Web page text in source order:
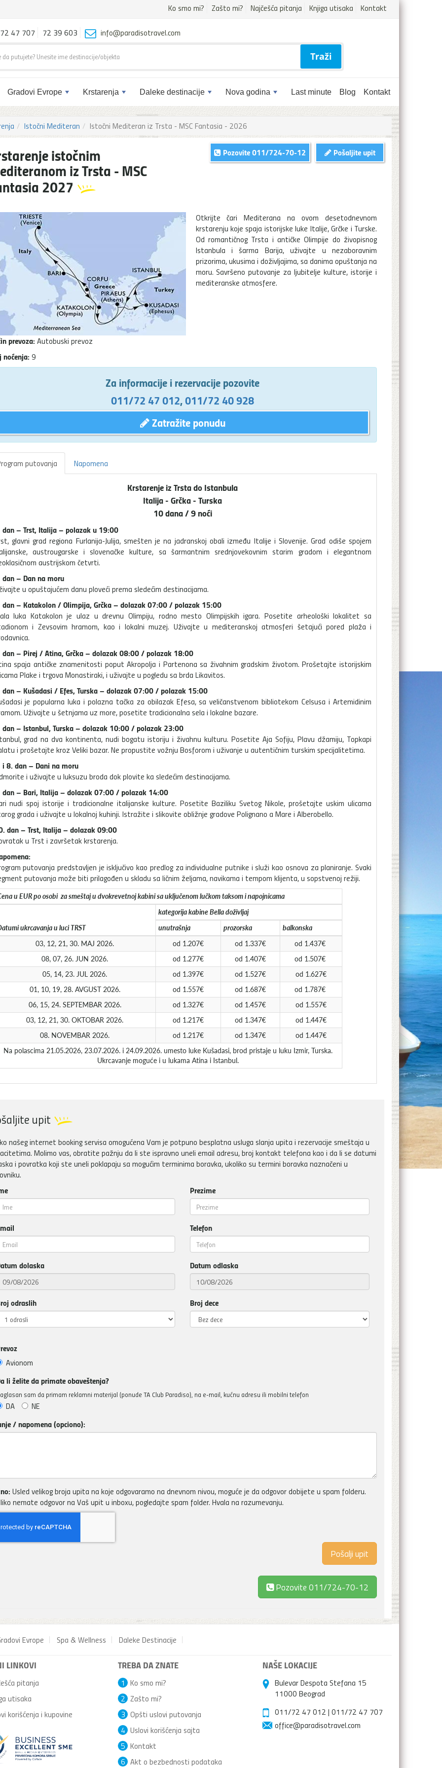
Ko smo mi? Zašto mi? Najčešća pitanja Knjiga utisaka Kontakt
Gradovi Evrope Krstarenja Daleke destinacije Nova godina Last minute Blog Kontakt
72 47 707 72 39 603 info@paradisotravel.com
Traži
Istočni Mediteran Istočni Mediteran iz Trsta - MSC Fantasia - 2026
istočnim
iz Trsta - MSC
2027
Pošaljite upit
Pozovite011/724-70-12
Otkrijte čari Mediterana na ovom desetodnevnom
krstarenju koje spaja istorijske luke Italije, Grčke i Turske.
Od romantičnog Trsta i antičke Olimpije do živopisnog
Istanbula i šarma Barija, uživajte u nezaboravnim
prizorima, ukusima i doživljajima, sa danima opuštanja na
moru. Savršeno putovanje za ljubitelje kulture, istorije i
mediteranske atmosfere.
prevoza: Autobuski prevoz
noćenja: 9
Za informacije i rezervacije pozovite
011/72 47 012,011/72 40 928
Zatražite ponudu
putovanja Napomena
Krstarenje iz Trsta do Istanbula
Italija - Grčka - Turska
10 dana / 9 noći
dan – Trst, Italija – polazak u 19:00
glavni grad regiona Furlanija-Julija, smešten je na jadranskoj obali između Italije i Slovenije. Grad odiše spojem
austrougarske i slovenačke kulture, sa šarmantnim srednjovekovnim starim gradom i elegantnom
austrijskom četvrti.
– Dan na moru
u opuštajućem danu ploveći prema sledećim destinacijama.
dan – Katakolon / Olimpija, Grčka – dolazak 07:00 / polazak 15:00
luka Katakolon je ulaz u drevnu Olimpiju, rodno mesto Olimpijskih igara. Posetite arheološki lokalitet sa
i Zevsovim hramom, kao i lokalni muzej. Uživajte u mediteranskoj atmosferi šetajući pored plaža i
dan – Pirej / Atina, Grčka – dolazak 08:00 / polazak 18:00
spaja antičke znamenitosti poput Akropolja i Partenona sa živahnim gradskim životom. Prošetajte istorijskim
Plake i trgova Monastiraki, i uživajte u pogledu sa brda Likavitos.
dan – Kušadasi / Efes, Turska – dolazak 07:00 / polazak 15:00
je popularna luka i polazna tačka za obilazak Efesa, sa veličanstvenom bibliotekom Celsusa i Artemidinim
Uživajte u šetnjama uz more, posetite tradicionalna sela i lokalne bazare.
dan – Istanbul, Turska – dolazak 10:00 / polazak 23:00
grad na dva kontinenta, nudi bogatu istoriju i živahnu kulturu. Posetite Aja Sofiju, Plavu džamiju, Topkapi
i prošetajte kroz Veliki bazar. Ne propustite vožnju Bosforom i uživanje u autentičnim turskim specijalitetima.
i 8. dan – Dani na moru
i uživajte u luksuzu broda dok plovite ka sledećim destinacijama.
dan – Bari, Italija – dolazak 07:00 / polazak 14:00
nudi spoj istorije i tradicionalne italijanske kulture. Posetite Baziliku Svetog Nikole, prošetajte uskim ulicama
grada i uživajte u lokalnoj kuhinji. Istražite i slikovite obližnje gradove Polignano a Mare i Alberobello.
dan – Trst, Italija – dolazak 09:00
u Trst i završetak krstarenja.
putovanja predstavljen je isključivo kao predlog za individualne putnike i služi kao osnova za planiranje. Svaki
putovanja može biti prilagođen u skladu sa ličnim željama, navikama i tempom klijenta, u sopstvenoj režiji.
u EUR po osobi za smeštaj u dvokrevetnoj kabini sa uključenom lučkom taksom i napojnicama
ukrcavanja u luci TRST
kategorija kabine Bella doživljaj
unutrašnja
prozorska
balkonska
03, 12, 21, 30. MAJ 2026.
od 1.207€ od 1.337€
od 1.437€
08, 07, 26. JUN 2026.
od 1.277€ od 1.407€
od 1.507€
05, 14, 23. JUL 2026.
od 1.397€ od 1.527€
od 1.627€
01, 10, 19, 28. AVGUST 2026.
od 1.557€ od 1.687€
od 1.787€
06, 15, 24. SEPTEMBAR 2026.
od 1.327€ od 1.457€
od 1.557€
03, 12, 21, 30. OKTOBAR 2026.
od 1.217€ od 1.347€
od 1.447€
08. NOVEMBAR 2026.
od 1.217€ od 1.347€
od 1.447€
Na polascima 21.05.2026, 23.07.2026. i 24.09.2026. umesto luke Kušadasi, brod pristaje u luku Izmir, Turska.
Ukrcavanje moguće i u lukama Atina i Istanbul.
upit
našeg internet booking servisa omogućena Vam je potpuno besplatna usluga slanja upita i rezervacije smeštaja u
Molimo vas, obratite pažnju da li ste ispravno uneli email adresu, broj kontakt telefona kao i da li se datumi
i povratka koji ste uneli poklapaju sa mogućim terminima boravka, ukoliko su termini boravka naznačeni u
Prezime
Telefon
dolaska Datum odlaska
odraslih Broj dece
Avionom
li želite da primate obaveštenja?
sam da primam reklamni materijal (ponude TA Club Paradiso), na e-mail, kućnu adresu ili mobilni telefon
DA NE
/ napomena (opciono):
Usled velikog broja upita na koje odgovaramo na dnevnom nivou, moguće je da odgovor dobijete u spam folderu.
nemate odgovor na Vaš upit u inboxu, pogledajte spam folder. Hvala na razumevanju.
Pozovite 011/724-70-12
Evrope Spa & Wellness Daleke Destinacije
LINKOVI
pitanja
utisaka
korišćenja i kupovine
TREBA DA ZNATE
Ko smo mi?
1
Zašto mi?
2
Opšti uslovi putovanja
3
Uslovi korišćenja sajta
4
Kontakt
5
Akt o bezbednosti podataka
6
NAŠE LOKACIJE
Bulevar Despota Stefana 15
11000 Beograd
011/72 47 012 | 011/72 47 707
office@paradisotravel.com